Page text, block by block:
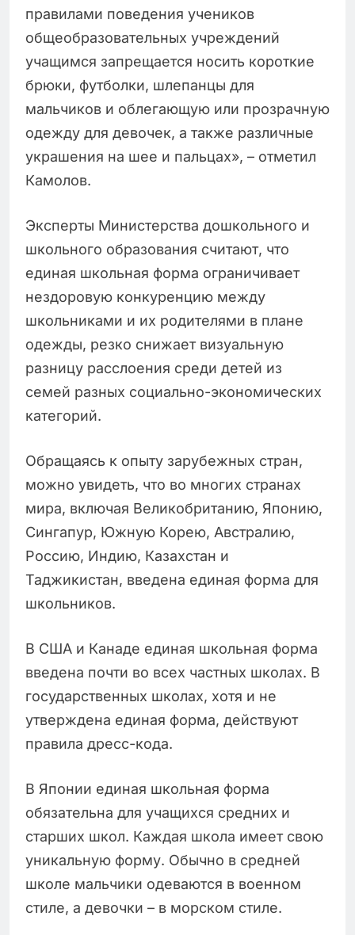
правилами поведения учеников
общеобразовательных учреждений
учащимся запрещается носить короткие
брюки, футболки, шлепанцы для
мальчиков и облегающую или прозрачную
одежду для девочек, а также различные
украшения на шее и пальцах», – отметил
Камолов.
Эксперты Министерства дошкольного и
школьного образования считают, что
единая школьная форма ограничивает
нездоровую конкуренцию между
школьниками и их родителями в плане
одежды, резко снижает визуальную
разницу расслоения среди детей из
семей разных социально-экономических
категорий.
Обращаясь к опыту зарубежных стран,
можно увидеть, что во многих странах
мира, включая Великобританию, Японию,
Сингапур, Южную Корею, Австралию,
Россию, Индию, Казахстан и
Таджикистан, введена единая форма для
школьников.
В США и Канаде единая школьная форма
введена почти во всех частных школах. В
государственных школах, хотя и не
утверждена единая форма, действуют
правила дресс-кода.
В Японии единая школьная форма
обязательна для учащихся средних и
старших школ. Каждая школа имеет свою
уникальную форму. Обычно в средней
школе мальчики одеваются в военном
стиле, а девочки – в морском стиле.